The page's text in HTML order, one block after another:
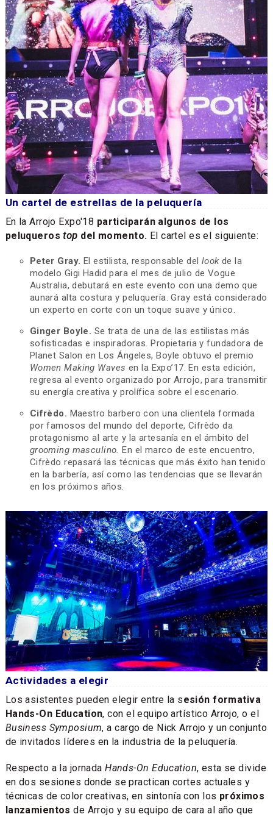
Un cartel de estrellas de la peluquería
En la Arrojo Expo'18 participarán algunos de los
peluquerostop del momento. El cartel es el siguiente:
Peter Gray. El estilista, responsable del lookde la
modelo Gigi Hadid para el mes de julio de Vogue
Australia, debutará en este evento con una demo que
aunará alta costura y peluquería. Gray está considerado
un experto en corte con un toque suave y único.
Ginger Boyle. Se trata de una de las estilistas más
sofisticadas e inspiradoras. Propietaria y fundadora de
Planet Salon en Los Ángeles, Boyle obtuvo el premio
Women Making Waves en la Expo’17. En esta edición,
regresa al evento organizado por Arrojo, para transmitir
su energía creativa y prolífica sobre el escenario.
Cifrèdo. Maestro barbero con una clientela formada
por famosos del mundo del deporte, Cifrèdo da
protagonismo al arte y la artesanía en el ámbito del
grooming masculino. En el marco de este encuentro,
Cifrèdo repasará las técnicas que más éxito han tenido
en la barbería, así como las tendencias que se llevarán
en los próximos años.
Actividades a elegir
Los asistentes pueden elegir entre la sesión formativa
Hands-On Education, con el equipo artístico Arrojo, o el
Business Symposium, a cargo de Nick Arrojo y un conjunto
de invitados líderes en la industria de la peluquería.
Respecto a la jornada Hands-On Education, esta se divide
en dos sesiones donde se practican cortes actuales y
técnicas de color creativas, en sintonía con los próximos
lanzamientos de Arrojo y su equipo de cara al año que